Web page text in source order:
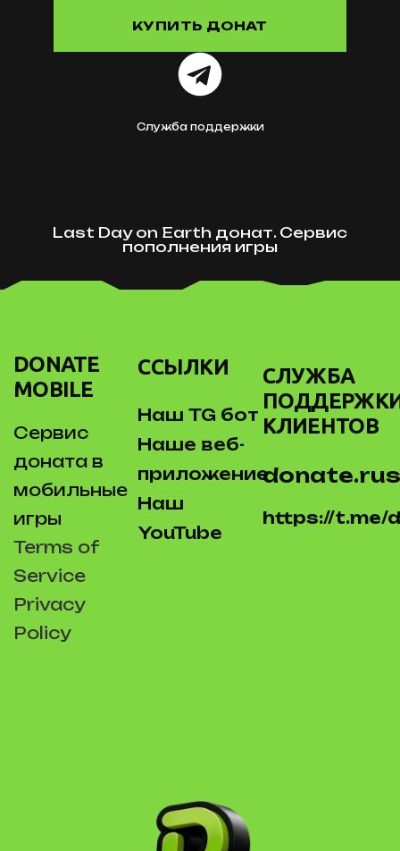
КУПИТЬ ДОНАТ
Служба поддержки
Last Day on Earth донат. Сервис
пополнения игры
DONATE
MOBILE
Сервис
доната в
мобильные
игры
Terms of
Service
Privacy
Policy
ССЫЛКИ
Наш TG бот
Наше веб-
приложение
Наш
YouTube
СЛУЖБА
КЛИЕНТОВ
https://t.me/